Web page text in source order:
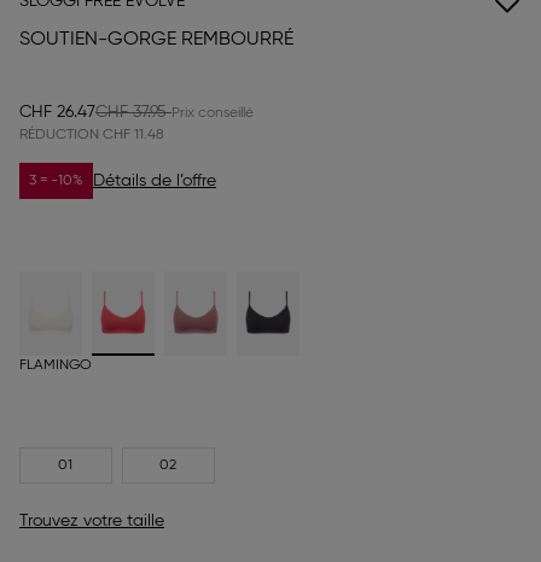
SOUTIEN-GORGE REMBOURRÉ
CHF 26.47CHF 37.95
RÉDUCTION CHF 11.48
3 = -10% Détails de l’offre
FLAMINGO
01 02
Trouvez votre taille